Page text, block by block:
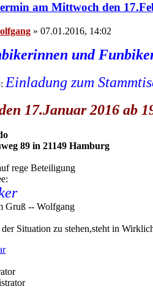
am Mittwoch den
» 07.01.2016, 14:02
und
Einladung zum
17.Januar 2016 ab
89 in 21149 Hamburg
rege Beteiligung
Gruß -- Wolfgang
Situation zu stehen,steht in